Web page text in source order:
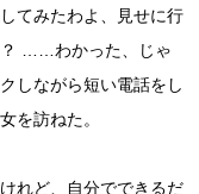
てみたわよ、見せに行
？ ……わかった、じゃ
しながら短い電話をし
を訪ねた。
れど、自分でできるだ